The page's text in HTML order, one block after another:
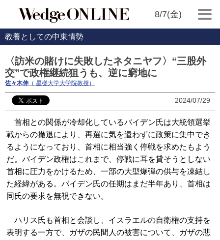
8/7(金)
教養としての中東情勢
〈訪米の賭けに失敗したネタニヤフ〉“三股外
交”で政権継続狙うも、逆に窮地に
佐々木伸 （ 星槎大学大学院教授）
2024/07/29
首相との関係が冷却化しているバイデン氏は大統領選挙
戦からの撤退により、再選に気を遣わずに政策に集中でき
るようになっており、首相に相当強く停戦を求めたもよう
だ。バイデン政権はこれまで、停戦に耳を貸そうとしない
首相に圧力をかけるため、一部の大型爆弾の供与を凍結し
た経緯がある。バイデン氏の任期はまだ半年あり、首相は
同氏の要求を無視できない。
ハリス氏も首相と会談し、イスラエルの自衛権の支持を
表明する一方で、ガザの民間人の被害について、ガザの悲